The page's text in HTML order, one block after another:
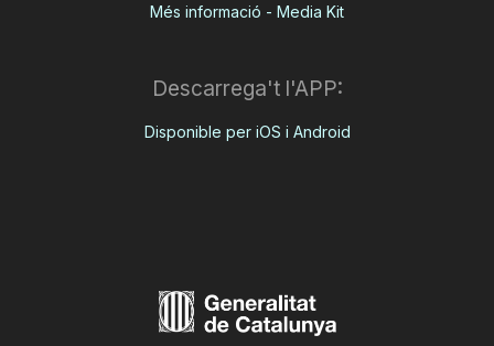
Més informació - Media Kit
Descarrega't l'APP:
Disponible per iOS i Android